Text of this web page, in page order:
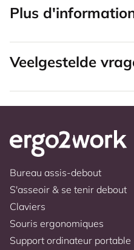
Plus
Veelgestelde
Bureau assis-debout
S'asseoir & se tenir debout
Claviers
Souris ergonomiques
Support ordinateur portable